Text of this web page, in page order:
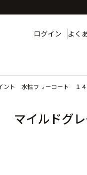
ログイン よく
ント 水性フリーコート １
マイルドグ